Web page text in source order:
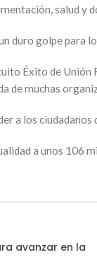
salud y
duro golpe para
Éxito de
de muchas
a los
a unos 106
avanzar en la